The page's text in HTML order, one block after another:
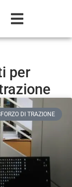
per
DI TRAZIONE